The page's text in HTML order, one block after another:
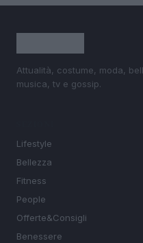
Attualità, costume, moda,
musica, tv e gossip.
Lifestyle
Bellezza
Fitness
People
Offerte&Consigli
Benessere